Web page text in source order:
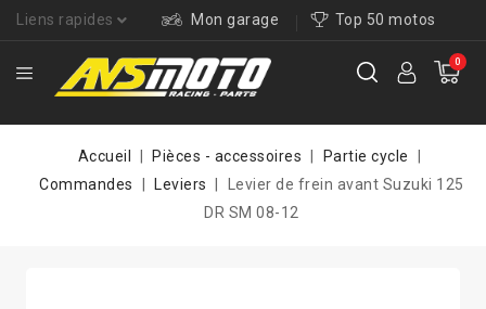
Liens rapides Mon garage Top 50 motos
0
Accueil Pièces - accessoires
Partie cycle
Commandes
Leviers
Levier de frein avant Suzuki 125
DR SM 08-12